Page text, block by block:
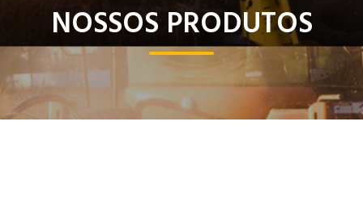
NOSSOS PRODUTOS